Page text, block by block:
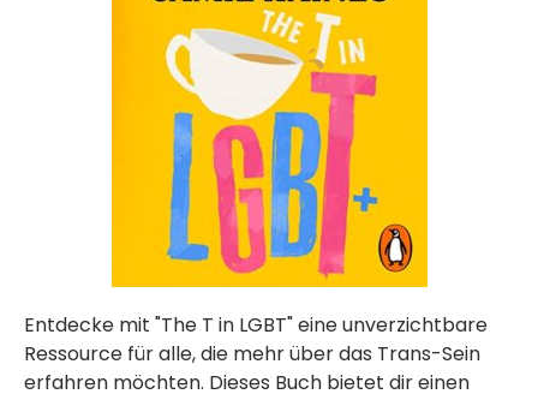
Entdecke mit "The T in LGBT" eine unverzichtbare
Ressource für alle, die mehr über das Trans-Sein
erfahren möchten. Dieses Buch bietet dir einen